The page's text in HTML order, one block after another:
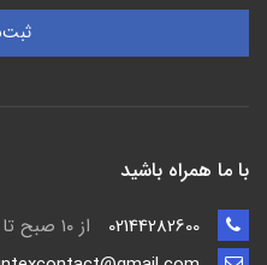
با ما همراه باشید
از ۱۰ صبح تا 9 شب